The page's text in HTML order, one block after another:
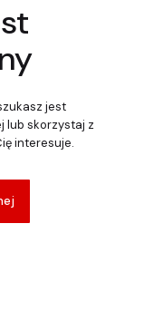
jest
lub skorzystaj z
interesuje.